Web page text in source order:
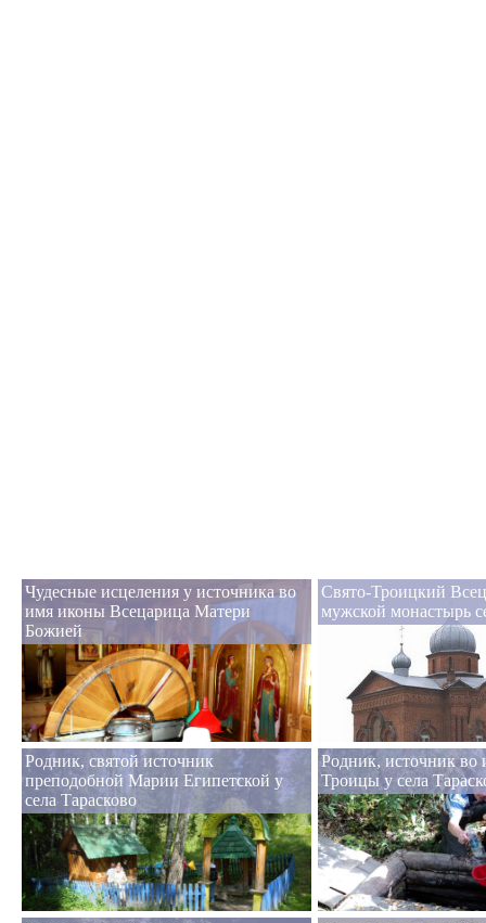
Чудесные исцеления у источника во
имя иконы Всецарица Матери
Божией
Свято-Троицкий
мужской монастырь
Родник, святой источник
преподобной Марии Египетской у
села Тарасково
Родник, источник во
Троицы у села